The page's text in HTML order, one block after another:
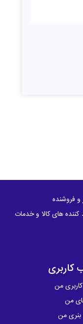
و فروشنده
تولید کننده های کالا و خدمات
کاربری
من
من
بنری من